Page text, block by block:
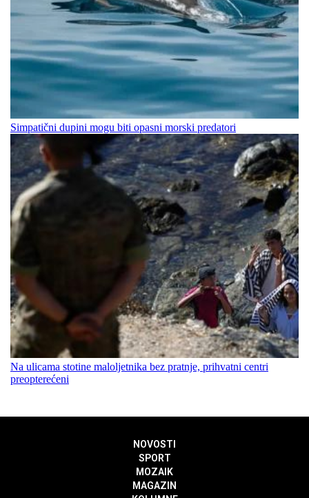
Simpatični dupini mogu biti opasni morski predatori
Na ulicama stotine maloljetnika bez pratnje, prihvatni centri
preopterećeni
NOVOSTI
SPORT
MOZAIK
MAGAZIN